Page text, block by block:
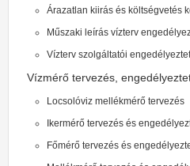
Árazatlan kiirás és költségvetés
Műszaki leírás vízterv
Vízterv szolgáltatói
Vízmérő tervezés,
Locsolóviz mellékmérő tervezés
Ikermérő tervezés és
Főmérő tervezés és